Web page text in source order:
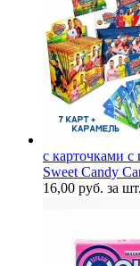
с карточками
Sweet Candy
16,00 руб. за шт.